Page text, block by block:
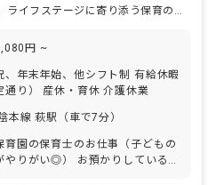
病院内で育む笑顔。ライフステージに寄り添う保育の仕事
円 ~
、年末年始、他シフト制 有給休暇
通り） 産休・育休 介護休業
本線 萩駅（車で7分）
育園の保育士のお仕事（子どもの
やりがい◎） お預かりしている子